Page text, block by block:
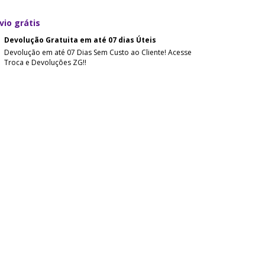
grátis
Devolução Gratuita em até 07 dias Úteis
Devolução em até 07 Dias Sem Custo ao Cliente! Acesse
Troca e Devoluções ZG!!